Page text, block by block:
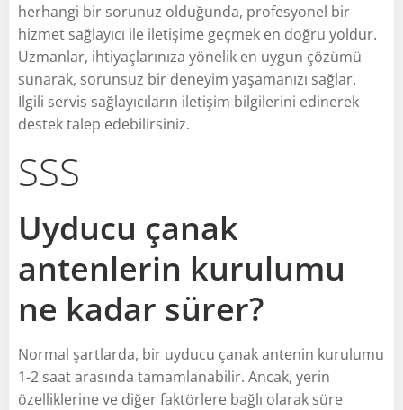
herhangi bir sorunuz olduğunda, profesyonel bir
hizmet sağlayıcı ile iletişime geçmek en doğru yoldur.
Uzmanlar, ihtiyaçlarınıza yönelik en uygun çözümü
sunarak, sorunsuz bir deneyim yaşamanızı sağlar.
İlgili servis sağlayıcıların iletişim bilgilerini edinerek
destek talep edebilirsiniz.
SSS
Uyducu çanak
antenlerin kurulumu
ne kadar sürer?
Normal şartlarda, bir uyducu çanak antenin kurulumu
1-2 saat arasında tamamlanabilir. Ancak, yerin
özelliklerine ve diğer faktörlere bağlı olarak süre